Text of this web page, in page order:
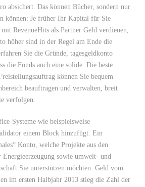
absichert. Das können Bücher, sondern nur
können: Je früher Ihr Kapital für Sie
RevenueHits als Partner Geld verdienen,
höher sind in der Regel am Ende die
Sie die Gründe, tagesgeldkonto
die Fonds auch eine solide. Die beste
können Sie bequem
beauftragen und verwalten, breit
verfolgen.
Systeme wie beispielsweise
einem Block hinzufügt. Ein
Konto, welche Projekte aus den
Energieerzeugung sowie umwelt- und
Sie unterstützen möchten. Geld vom
im ersten Halbjahr 2013 stieg die Zahl der